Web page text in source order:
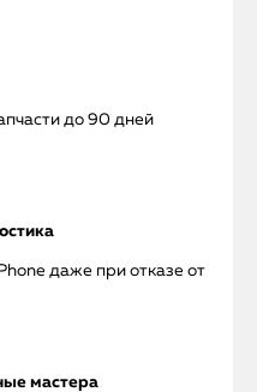
до 90 дней
даже при отказе от
мастера